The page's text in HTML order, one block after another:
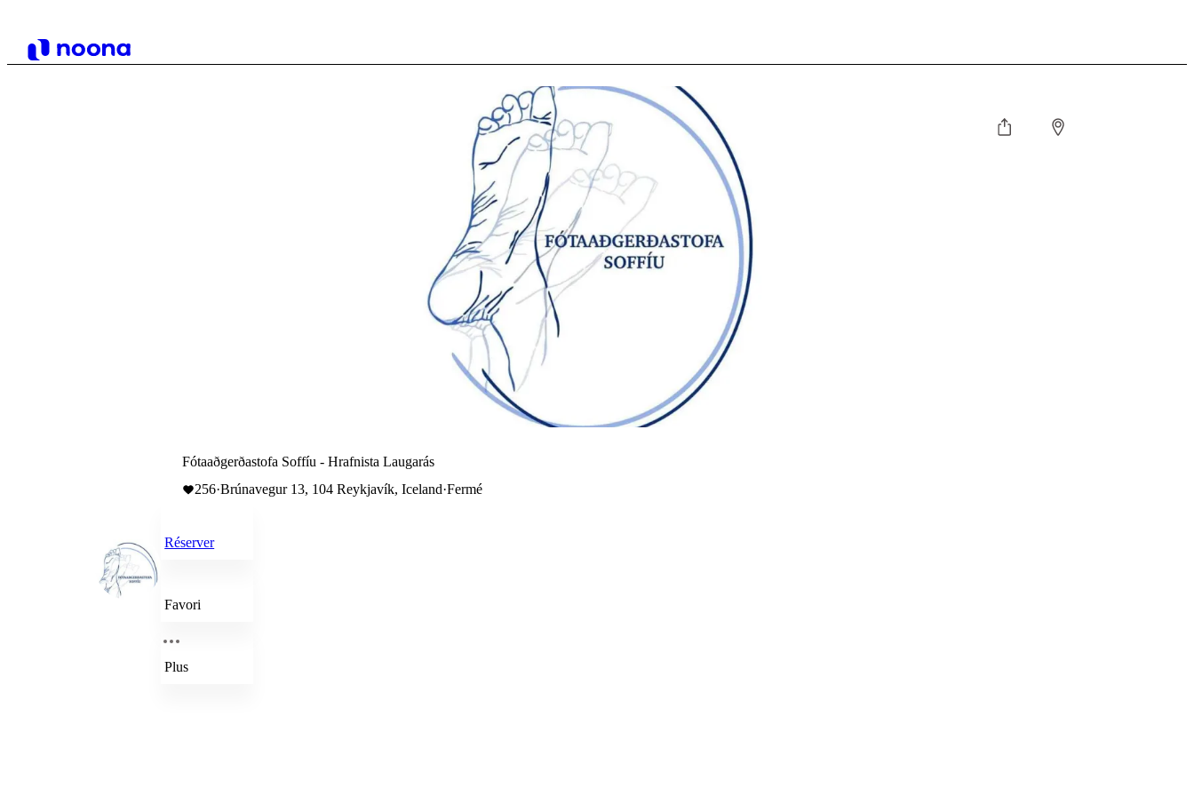
Fótaaðgerðastofa Soffíu - Hrafnista Laugarás
256·Brúnavegur 13, 104 Reykjavík, Iceland·Fermé
Réserver
Favori
Plus